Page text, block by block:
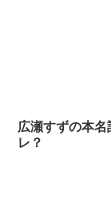
広瀬すずの本
レ？